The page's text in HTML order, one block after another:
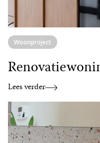
Woonproject
Lees verder